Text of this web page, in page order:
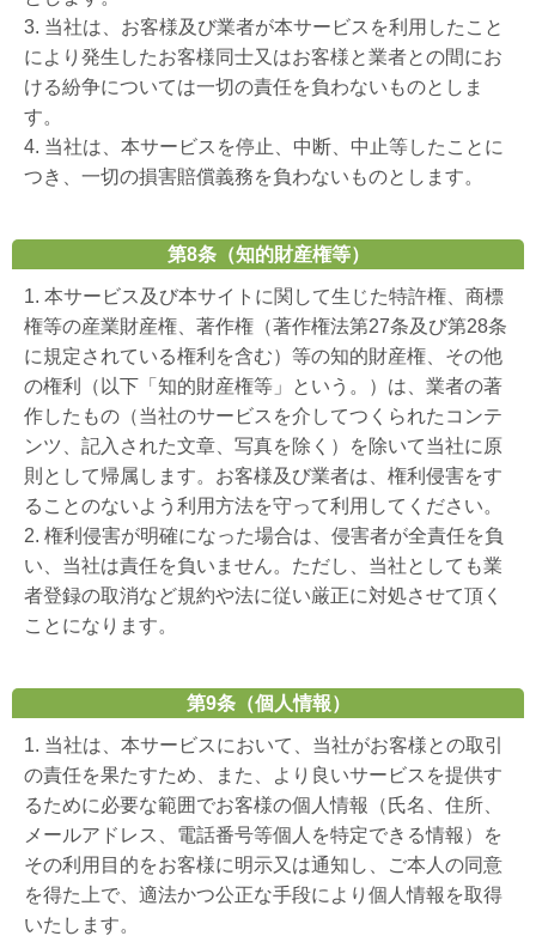
3. 当社は、お客様及び業者が本サービスを利用したこと
により発生したお客様同士又はお客様と業者との間にお
ける紛争については一切の責任を負わないものとしま
す。
4. 当社は、本サービスを停止、中断、中止等したことに
つき、一切の損害賠償義務を負わないものとします。
第8条（知的財産権等）
1. 本サービス及び本サイトに関して生じた特許権、商標
権等の産業財産権、著作権（著作権法第27条及び第28条
に規定されている権利を含む）等の知的財産権、その他
の権利（以下「知的財産権等」という。）は、業者の著
作したもの（当社のサービスを介してつくられたコンテ
ンツ、記入された文章、写真を除く）を除いて当社に原
則として帰属します。お客様及び業者は、権利侵害をす
ることのないよう利用方法を守って利用してください。
2. 権利侵害が明確になった場合は、侵害者が全責任を負
い、当社は責任を負いません。ただし、当社としても業
者登録の取消など規約や法に従い厳正に対処させて頂く
ことになります。
第9条（個人情報）
1. 当社は、本サービスにおいて、当社がお客様との取引
の責任を果たすため、また、より良いサービスを提供す
るために必要な範囲でお客様の個人情報（氏名、住所、
メールアドレス、電話番号等個人を特定できる情報）を
その利用目的をお客様に明示又は通知し、ご本人の同意
を得た上で、適法かつ公正な手段により個人情報を取得
いたします。